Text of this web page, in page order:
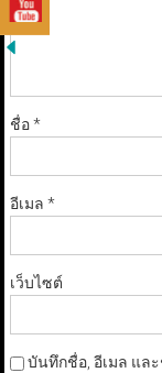
ชื่อ*
อีเมล *
เว็บไซต์
บันทึกชื่อ, อีเมล แล